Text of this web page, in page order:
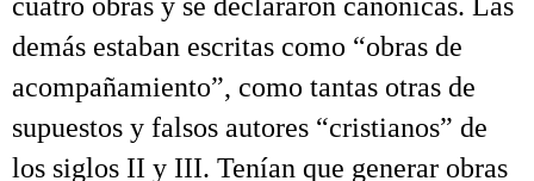
demás estaban escritas como “obras de
acompañamiento”, como tantas otras de
supuestos y falsos autores “cristianos” de
los siglos II y III. Tenían que generar obras